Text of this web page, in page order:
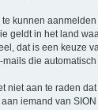
kunnen
geldt in het land
dat is een keuze
die
aan te raden
iemand van